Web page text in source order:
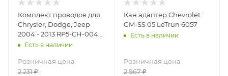
Комплект проводов для
Chrysler, Dodge, Jeep
2004 - 2013 RP5-CH-004
LeTrun 4230
Есть в наличии
Розничная цена
2 231₽
Кан адаптер Chevrolet
GM-SS 05 LeTrun 6057
Есть в наличии
Розничная цена
2 967₽